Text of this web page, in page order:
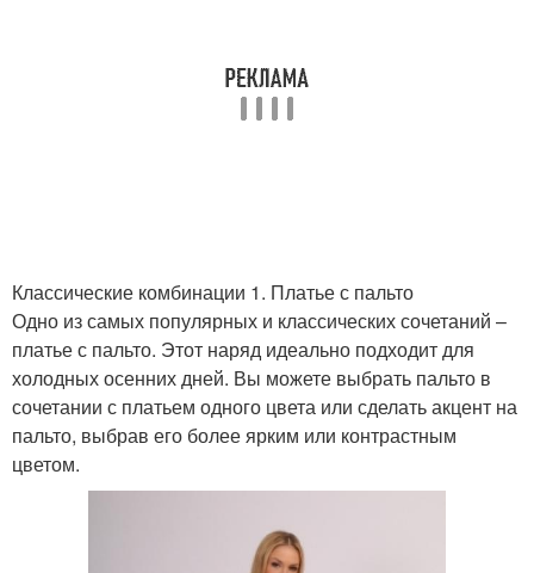
Классические комбинации 1. Платье с пальто
Одно из самых популярных и классических сочетаний –
платье с пальто. Этот наряд идеально подходит для
холодных осенних дней. Вы можете выбрать пальто в
сочетании с платьем одного цвета или сделать акцент на
пальто, выбрав его более ярким или контрастным
цветом.